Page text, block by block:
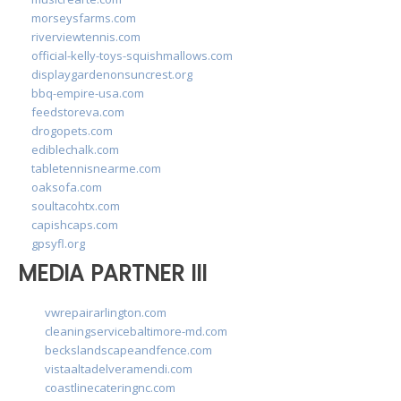
morseysfarms.com
riverviewtennis.com
official-kelly-toys-squishmallows.com
displaygardenonsuncrest.org
bbq-empire-usa.com
feedstoreva.com
drogopets.com
ediblechalk.com
tabletennisnearme.com
oaksofa.com
soultacohtx.com
capishcaps.com
gpsyfl.org
MEDIA PARTNER III
vwrepairarlington.com
cleaningservicebaltimore-md.com
beckslandscapeandfence.com
vistaaltadelveramendi.com
coastlinecateringnc.com